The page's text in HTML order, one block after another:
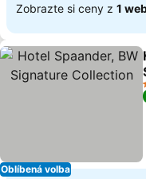
Zobrazte si ceny z 1
Oblíbená volba